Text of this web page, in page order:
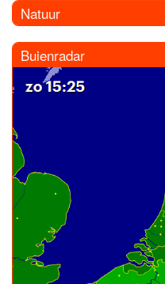
Natuur
Buienradar